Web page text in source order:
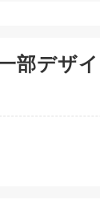
部デザ